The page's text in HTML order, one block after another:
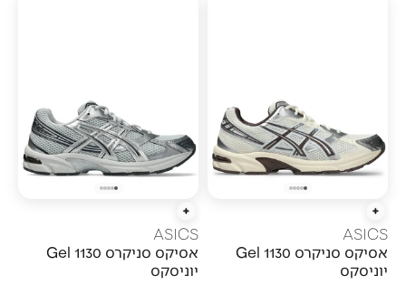
הוספה מהירה
ASICS
אסיקס סניקרס Gel 1130
יוניסקס
הוספה מהירה
ASICS
אסיקס סניקרס Gel 1130
יוניסקס